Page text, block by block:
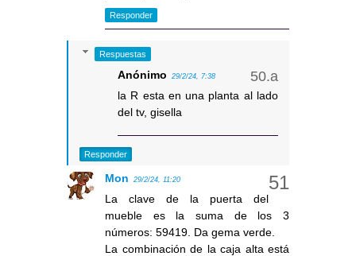
Responder
Respuestas
Anónimo 29/2/24, 7:38
la R esta en una planta al lado
del tv, gisella
Responder
Mon 29/2/24, 11:20
La clave de la puerta del
mueble es la suma de los 3
números: 59419. Da gema verde.
La combinación de la caja alta está